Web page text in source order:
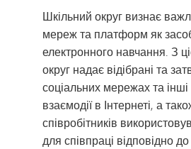
Шкільний округ визнає
мереж та платформ як
електронного навчання. З
округ надає відібрані та
соціальних мережах та
взаємодії в Інтернеті, а
співробітників
для співпраці відповідно